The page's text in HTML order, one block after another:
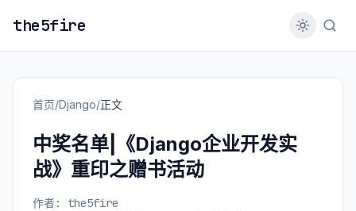
the5fire
首页/Django/正文
中奖名单|《Django企业开发实
战》重印之赠书活动
作者: the5fire